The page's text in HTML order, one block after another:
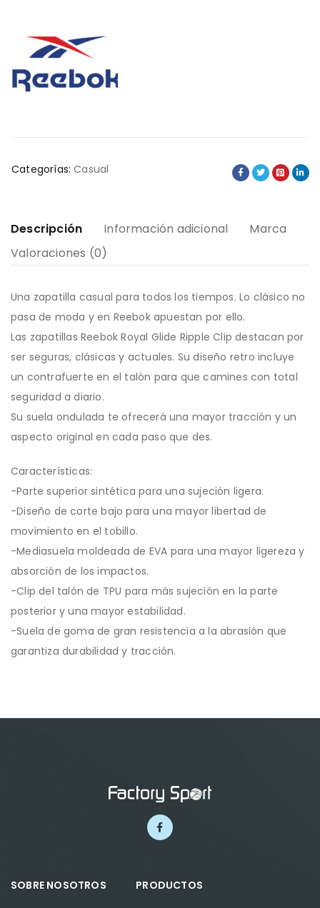
Categorías: Casual
Descripción Información adicional
Marca
Valoraciones (0)
Una zapatilla casual para todos los tiempos. Lo clásico no
pasa de moda y en Reebok apuestan por ello.
Las zapatillas Reebok Royal Glide Ripple Clip destacan por
ser seguras, clásicas y actuales. Su diseño retro incluye
un contrafuerte en el talón para que camines con total
seguridad a diario.
Su suela ondulada te ofrecerá una mayor tracción y un
aspecto original en cada paso que des.
Características:
-Parte superior sintética para una sujeción ligera.
-Diseño de corte bajo para una mayor libertad de
movimiento en el tobillo.
-Mediasuela moldeada de EVA para una mayor ligereza y
absorción de los impactos.
-Clip del talón de TPU para más sujeción en la parte
posterior y una mayor estabilidad.
-Suela de goma de gran resistencia a la abrasión que
garantiza durabilidad y tracción.
SOBRE NOSOTROS PRODUCTOS